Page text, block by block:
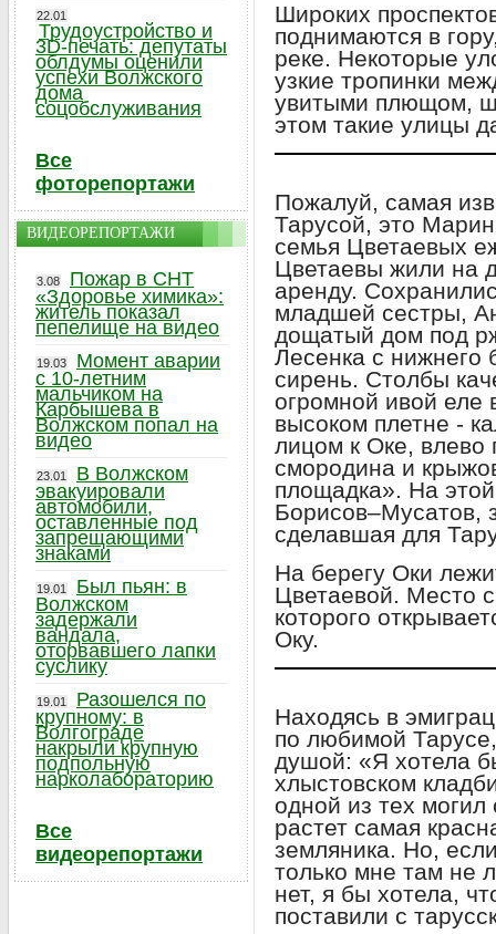
Широких
поднимаются в
реке. Некоторые
узкие тропинки
увитыми плющом,
этом такие улицы
Пожалуй, самая
Тарусой, это
семья Цветаевых
Цветаевы жили на
аренду.
младшей сестры,
дощатый дом под
Лесенка с нижнего
сирень. Столбы
огромной ивой еле
высоком плетне -
лицом к Оке, влево
смородина и
площадка». На
Борисов–Мусатов,
сделавшая для
На берегу Оки
Цветаевой. Место
которого
Оку.
Находясь в
по любимой
душой: «Я хотела
хлыстовском
одной из тех
растет самая
земляника. Но,
только мне там не
нет, я бы хотела,
поставили с
22.01
Трудоустройство и
3D-печать: депутаты
облдумы оценили
успехи Волжского
дома
соцобслуживания
Все
фоторепортажи
ВИДЕОРЕПОРТАЖИ
3.08
Пожар в СНТ
«Здоровье химика»:
житель показал
пепелище на видео
19.03
Момент аварии
с 10-летним
мальчиком на
Карбышева в
Волжском попал на
видео
23.01
В Волжском
эвакуировали
автомобили,
оставленные под
запрещающими
знаками
19.01
Был пьян: в
Волжском
задержали
вандала,
оторвавшего лапки
суслику
19.01
Разошелся по
крупному: в
Волгограде
накрыли крупную
подпольную
нарколабораторию
Все
видеорепортажи